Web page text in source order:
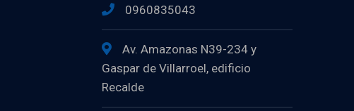
0960835043
Av. Amazonas N39-234 y
Gaspar de Villarroel, edificio
Recalde